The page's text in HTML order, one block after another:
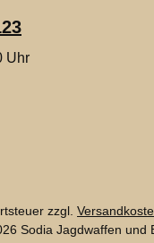
Uhr
zzgl.
Sodia Jagdwaffen und